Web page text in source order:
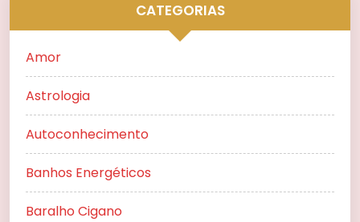
CATEGORIAS
Amor
Astrologia
Autoconhecimento
Banhos Energéticos
Baralho Cigano